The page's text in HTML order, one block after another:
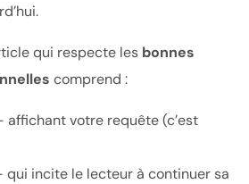
qui respecte les bonnes
comprend :
votre requête (c’est
qui incite le lecteur à continuer sa